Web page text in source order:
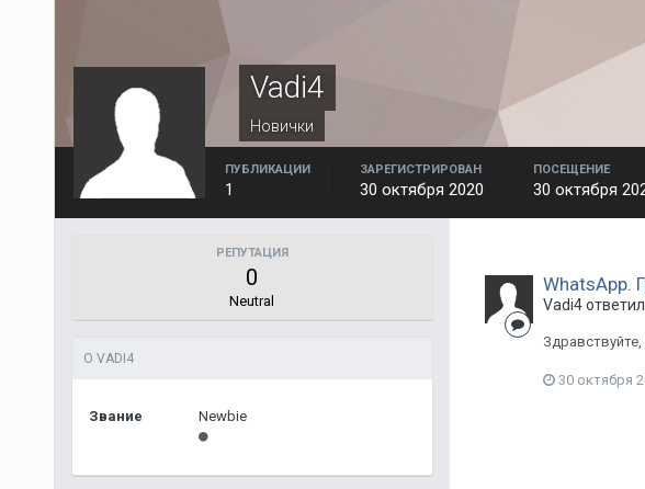
Vadi4
Новички
ПУБЛИКАЦИИ
1
ЗАРЕГИСТРИРОВАН
30 октября 2020
ПОСЕЩЕНИЕ
30 октября
РЕПУТАЦИЯ
0
Neutral
О VADI4
Звание Newbie
WhatsApp.
Vadi4
30 октября